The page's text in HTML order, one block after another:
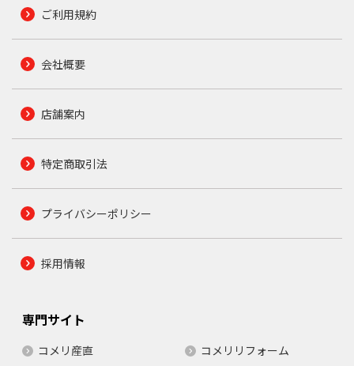
ご利用規約
会社概要
店舗案内
特定商取引法
プライバシーポリシー
採用情報
専門サイト
コメリ産直 コメリリフォーム